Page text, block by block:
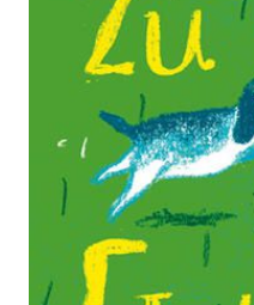
Bilderbuch
Michael Roher
Verlag: Luftschacht
Buch
Hardcover